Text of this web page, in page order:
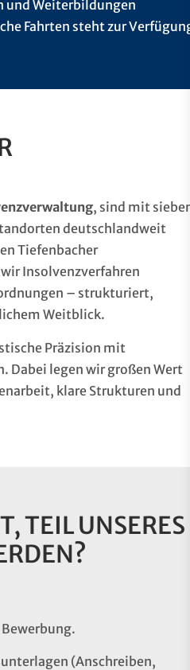
und Weiterbildungen
Fahrten steht zur
, sind mit
deutschlandweit
Tiefenbacher
Insolvenzverfahren
– strukturiert,
Weitblick.
Präzision mit
Dabei legen wir großen Wert
klare Strukturen und
TEIL UNSERES
(Anschreiben,